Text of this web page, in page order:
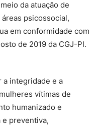
da atuação de
psicossocial,
em conformidade com
de 2019 da CGJ-PI.
a integridade e a
vítimas de
humanizado e
e preventiva,